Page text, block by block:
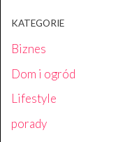
KATEGORIE
Biznes
Dom i ogród
Lifestyle
porady